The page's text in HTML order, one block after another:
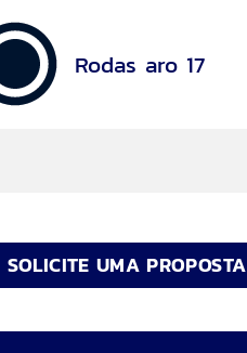
Rodas aro 17
SOLICITE UMA PROPOSTA